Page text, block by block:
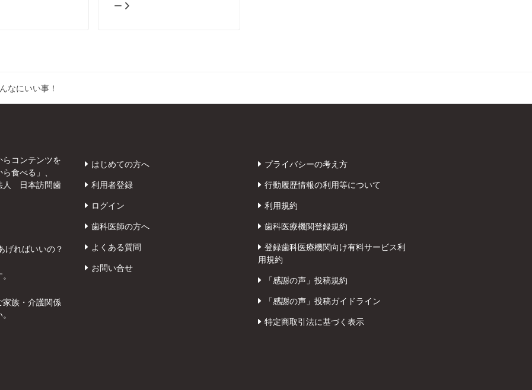
ー
なにいい事！
コンテンツを
食べる」、
人 日本訪問歯
げればいいの？
家族・介護関係
はじめての方へ
利用者登録
ログイン
歯科医師の方へ
よくある質問
お問い合せ
プライバシーの考え方
行動履歴情報の利用等について
利用規約
歯科医療機関登録規約
登録歯科医療機関向け有料サービス利
用規約
「感謝の声」投稿規約
「感謝の声」投稿ガイドライン
特定商取引法に基づく表示